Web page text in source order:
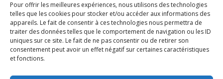
Pour offrir les meilleures expériences, nous utilisons des technologies
telles que les cookies pour stocker et/ou accéder aux informations des
appareils. Le fait de consentir à ces technologies nous permettra de
traiter des données telles que le comportement de navigation ou les ID
uniques sur ce site. Le fait de ne pas consentir ou de retirer son
consentement peut avoir un effet négatif sur certaines caractéristiques
et fonctions.
douleurs chroniques, de stress, ou de blocages
émotionnels, ses soins naturels et holistiques sont
conçus pour harmoniser votre énergie et restaurer
votre équilibre.